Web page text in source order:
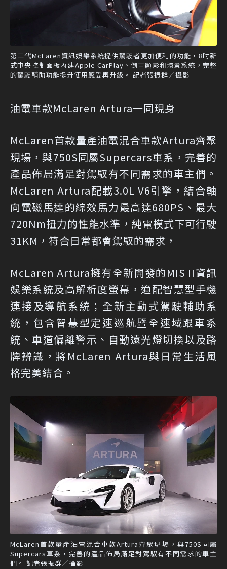
第二代McLaren資訊娛樂系統提供駕駛者更加便利的功能，8吋新
式中央控制面板內建Apple CarPlay、倒車顯影和環景系統，完整
的駕駛輔助功能提升使用感受再升級。 記者張振群／攝影
油電車款McLaren Artura一同現身
McLaren首款量產油電混合車款Artura齊聚
現場，與750S同屬Supercars車系，完善的
產品佈局滿足對駕馭有不同需求的車主們。
McLaren Artura配載3.0L V6引擎，結合軸
向電磁馬達的綜效馬力最高達680PS、最大
720Nm扭力的性能水準，純電模式下可行駛
31KM，符合日常都會駕馭的需求，
McLaren Artura擁有全新開發的MIS II資訊
娛樂系統及高解析度螢幕，適配智慧型手機
連接及導航系統；全新主動式駕駛輔助系
統，包含智慧型定速巡航暨全速域跟車系
統、車道偏離警示、自動遠光燈切換以及路
牌辨識，將McLaren Artura與日常生活風
格完美結合。
McLaren首款量產油電混合車款Artura齊聚現場，與750S同屬
Supercars車系，完善的產品佈局滿足對駕馭有不同需求的車主
們。 記者張振群／攝影